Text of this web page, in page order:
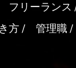
フリーランス
方 管理職